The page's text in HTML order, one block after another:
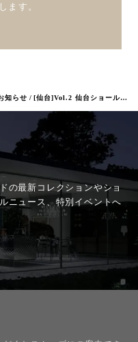
知らせ [仙台]Vol.2 仙台ショールームをご紹介！シチリアを感じるビタミンカラーの空間へ
ます。
の最新コレクションやショ
ニュース、特別イベントへ